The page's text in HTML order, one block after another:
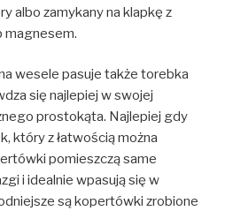
albo zamykany na klapkę z
magnesem.
wesele pasuje także torebka
się najlepiej w swojej
prostokąta. Najlepiej gdy
który z łatwością można
pomieszczą same
i idealnie wpasują się w
są kopertówki zrobione